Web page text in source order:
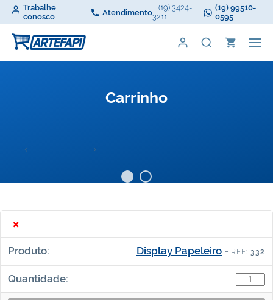
Trabalhe
conosco
Atendimento
(19) 3424-
3211
(19) 99510-
0595
Carrinho
‹ ›
×
Display Papeleiro - REF: 332
Display